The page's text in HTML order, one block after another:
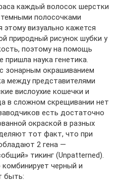
каждый волосок шерстки
полосочками
этому визуально кажется
природный рисунок шубки у
поэтому на помощь
наука генетика.
зонарным окрашиванием
между представителями
вислоухие кошечки и
в сложном скрещивании нет
есть достаточно
окраской в разных
тот факт, что при
2 гена —
тикинг (Unpatterned).
черный и
быть: